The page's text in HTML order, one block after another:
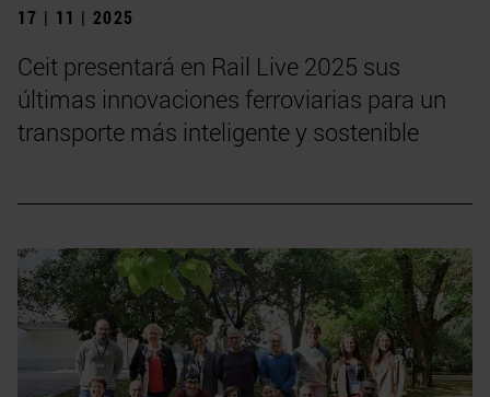
17 | 11 | 2025
Ceit presentará en Rail Live 2025 sus
últimas innovaciones ferroviarias para un
transporte más inteligente y sostenible